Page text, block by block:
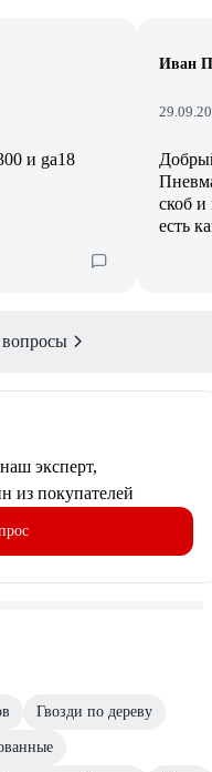
и ga18
Иван
скоб
есть
вопросы
эксперт,
из покупателей
Гвозди по дереву